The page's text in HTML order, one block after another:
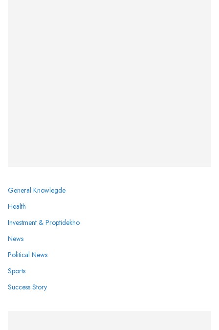
General Knowlegde
Health
Investment & Proptidekho
News
Political News
Sports
Success Story